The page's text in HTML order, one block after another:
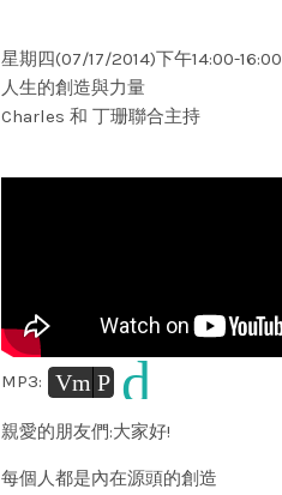
星期四(07/17/2014)下午14:00-16:00
人生的創造與力量
Charles 和 丁珊聯合主持
MP3: Vm P d
親愛的朋友們:大家好!
每個人都是內在源頭的創造